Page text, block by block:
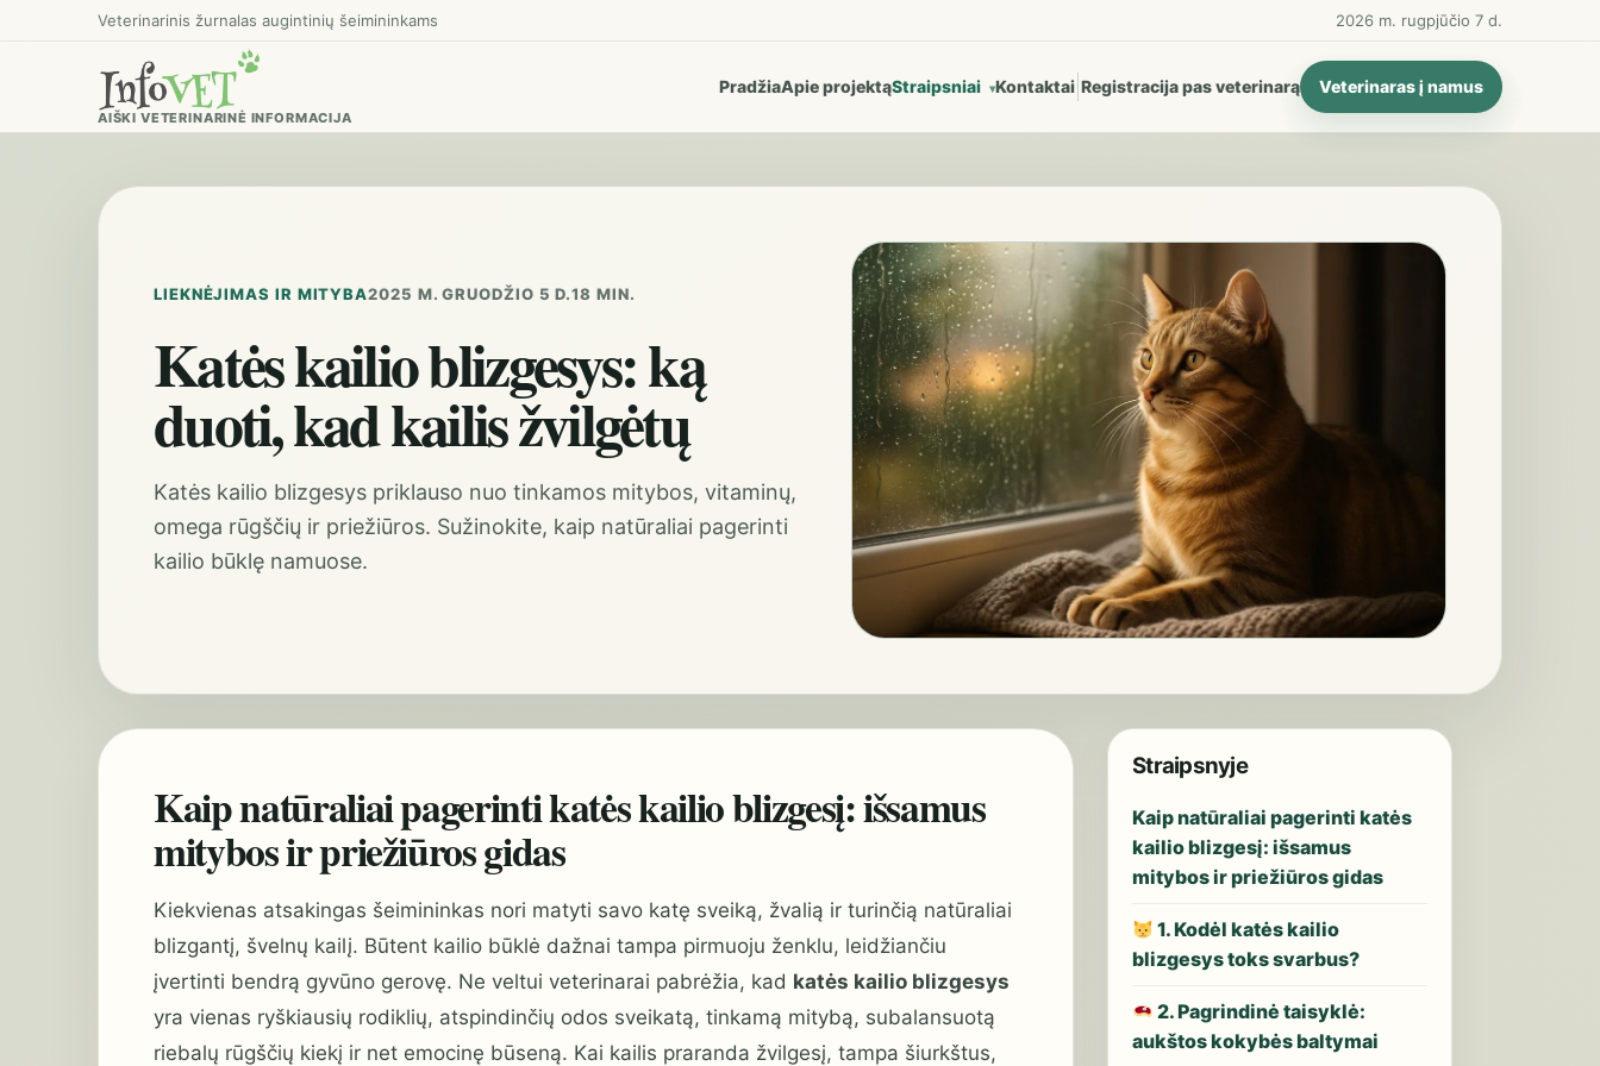
Veterinarinis žurnalas augintinių šeimininkams 2026 m. rugpjūčio 7 d.
AIŠKI VETERINARINĖ INFORMACIJA
PradžiaApie projektąStraipsniai Kontaktai Registracija pas veterinarą Veterinaras į namus
LIEKNĖJIMAS IR MITYBA2025 M. GRUODŽIO 5 D.18 MIN.
Katės kailio blizgesys: ką
duoti, kad kailis žvilgėtų
Katės kailio blizgesys priklauso nuo tinkamos mitybos, vitaminų,
omega rūgščių ir priežiūros. Sužinokite, kaip natūraliai pagerinti
kailio būklę namuose.
Straipsnyje
Kaip natūraliai pagerinti katės
kailio blizgesį: išsamus
mitybos ir priežiūros gidas
1. Kodėl katės kailio
blizgesys toks svarbus?
2. Pagrindinė taisyklė:
aukštos kokybės baltymai
Kaip natūraliai pagerinti katės kailio blizgesį: išsamus
mitybos ir priežiūros gidas
Kiekvienas atsakingas šeimininkas nori matyti savo katę sveiką, žvalią ir turinčią natūraliai
blizgantį, švelnų kailį. Būtent kailio būklė dažnai tampa pirmuoju ženklu, leidžiančiu
įvertinti bendrą gyvūno gerovę. Ne veltui veterinarai pabrėžia, kad katės kailio blizgesys
yra vienas ryškiausių rodiklių, atspindinčių odos sveikatą, tinkamą mitybą, subalansuotą
riebalų rūgščių kiekį ir net emocinę būseną. Kai kailis praranda žvilgesį, tampa šiurkštus,